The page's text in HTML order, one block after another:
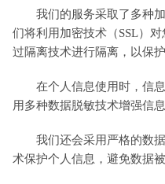
我们的服务采取了多种
们将利用加密技术（SSL）
过隔离技术进行隔离，以保
在个人信息使用时，信
用多种数据脱敏技术增强信
我们还会采用严格的数
术保护个人信息，避免数据被